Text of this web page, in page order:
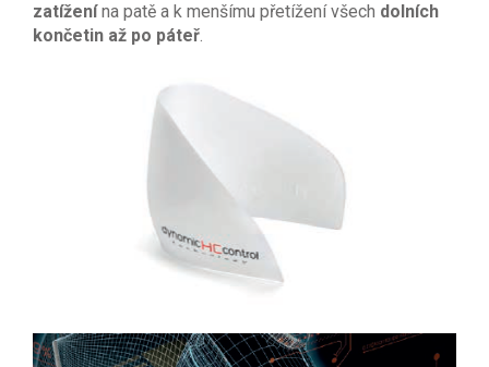
zatíženína patě a k menšímu přetížení všech dolních
končetin až po páteř.